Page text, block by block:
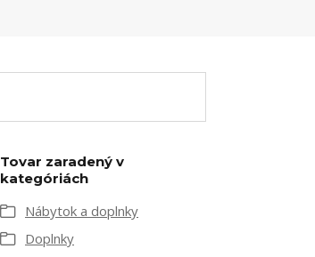
Tovar zaradený v
kategóriách
Nábytok a doplnky
Doplnky